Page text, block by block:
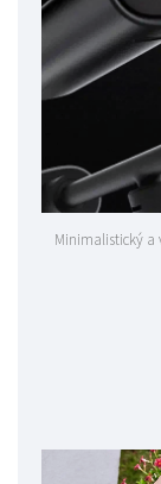
Minimalistický a